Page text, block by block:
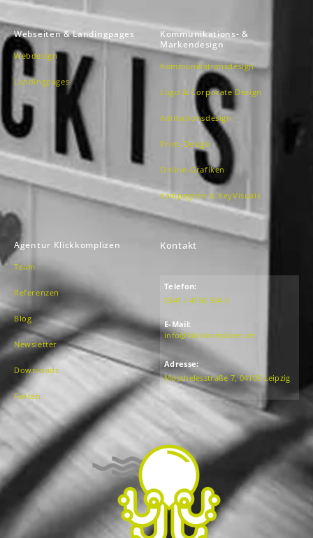
Webseiten & Landingpages
Webdesign
Landingpages
Kommunikations- &
Markendesign
Kommunikationsdesign
Logo & Corporate Design
Animationsdesign
Print-Design
Online-Grafiken
Kampagnen & KeyVisuals
Agentur Klickkomplizen
Team
Referenzen
Blog
Newsletter
Downloads
Fakten
Kontakt
Telefon:
0341 / 4158 504 0
E-Mail:
info@klickkomplizen.de
Adresse:
Moschelesstraße 7, 04109 Leipzig